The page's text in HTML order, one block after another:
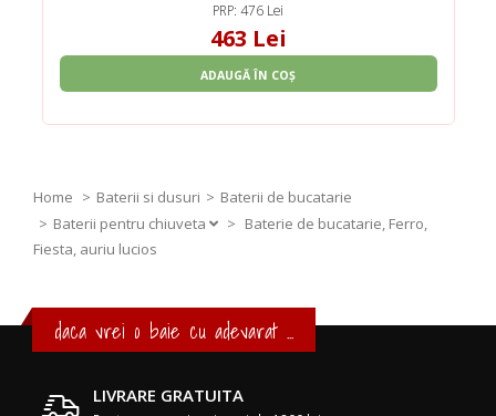
PRP: 476 Lei
463 Lei
ADAUGĂ ÎN COȘ
Home Baterii si dusuri
Baterii de bucatarie
Baterii pentru chiuveta
> Baterie de bucatarie, Ferro,
Fiesta, auriu lucios
daca vrei o baie cu adevarat ...
LIVRARE GRATUITA